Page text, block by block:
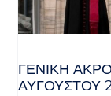
ΓΕΝΙΚΉ
ΑΥΓΟΎΣΤΟΥ